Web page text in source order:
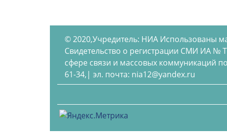
© 2020,Учредитель: НИА Использованы
Свидетельство о регистрации СМИ ИА №
сфере связи и массовых коммуникаций
61-34,| эл. почта: nia12@yandex.ru